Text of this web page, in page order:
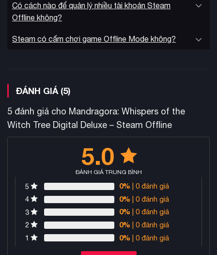
Với
với nhân vật mạnh hơn và thử thách mới. Community đánh
giá game ở mức Mixed trên Steam với 65% đánh giá tích
cực, chủ yếu khen ngợi đồ họa tuyệt đẹp và gameplay sâu
sắc, nhưng cũng chỉ ra một số thử thách khó khăn trong các
Có cách nào để quản lý nhiều tài khoản Steam
Offline không?
Steam có cấm chơi game Offline Mode không?
ĐÁNH GIÁ (5)
5 đánh giá cho Mandragora: Whispers of the
Witch Tree Digital Deluxe – Steam Offline
5.0
ĐÁNH GIÁ TRUNG BÌNH
5 0% | 0 đánh giá
4
0% | 0 đánh giá
3
0% | 0 đánh giá
2
0% | 0 đánh giá
1
0% | 0 đánh giá